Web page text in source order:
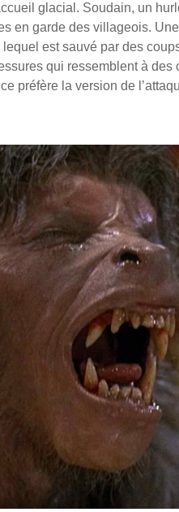
glacial. Soudain, un
en garde des villageois.
est sauvé par des
qui ressemblent à
préfère la version de